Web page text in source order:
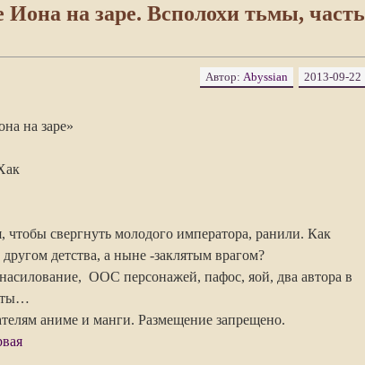
на заре. Всполохи тьмы, часть
2013-09-22
Автор: Abyssian
на заре»
свергнуть молодого императора, ранили. Как
детства, а ныне -заклятым врагом?
ООС персонажей, пафос, яой, два автора в
аниме и манги. Размещение запрещено.